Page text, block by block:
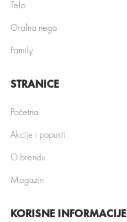
Telo
Oralna nega
Family
STRANICE
Početna
Akcije i popusti
O brendu
Magazin
KORISNE INFORMACIJE